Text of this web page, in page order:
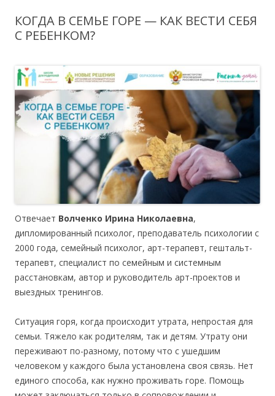
КОГДА В СЕМЬЕ ГОРЕ — КАК ВЕСТИ СЕБЯ
С РЕБЕНКОМ?
Отвечает Волченко Ирина Николаевна,
дипломированный психолог, преподаватель психологии с
2000 года, семейный психолог, арт-терапевт, гештальт-
терапевт, специалист по семейным и системным
расстановкам, автор и руководитель арт-проектов и
выездных тренингов.
Ситуация горя, когда происходит утрата, непростая для
семьи. Тяжело как родителям, так и детям. Утрату они
переживают по-разному, потому что с ушедшим
человеком у каждого была установлена своя связь. Нет
единого способа, как нужно проживать горе. Помощь